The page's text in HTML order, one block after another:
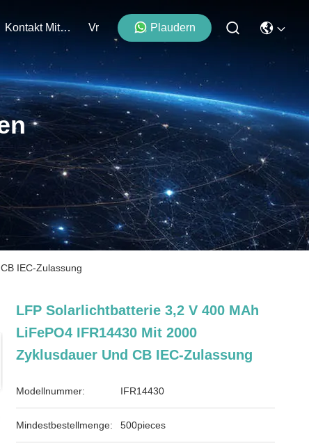
Kontakt Mit Uns Vr Plaudern
IEC-Zulassung
LFP Solarlichtbatterie 3,2 V 400 MAh
LiFePO4 IFR14430 Mit 2000
Zyklusdauer Und CB IEC-Zulassung
Modellnummer: IFR14430
Mindestbestellmenge: 500pieces